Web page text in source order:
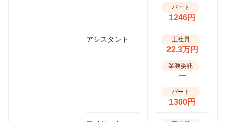
パート
1246円
アシスタント 正社員
22.3万円
業務委託
ー
パート
1300円